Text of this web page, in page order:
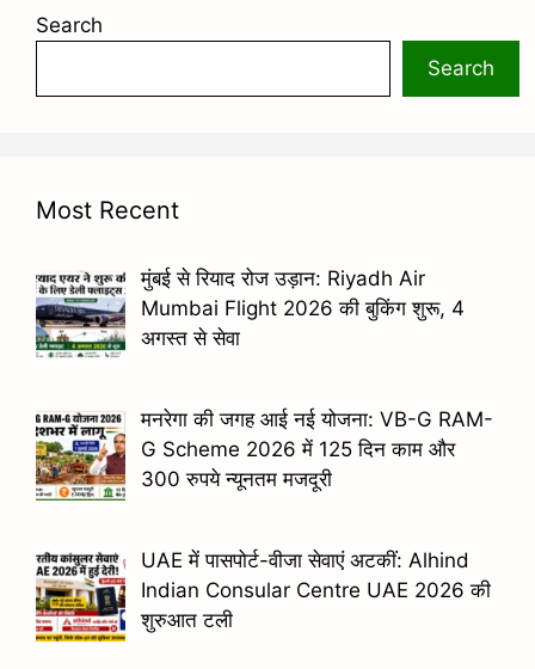
Search
Search
Most Recent
मुंबई से रियाद रोज उड़ान: Riyadh Air
Mumbai Flight 2026 की बुकिंग शुरू, 4
अगस्त से सेवा
मनरेगा की जगह आई नई योजना: VB-G RAM-
G Scheme 2026 में 125 दिन काम और
300 रुपये न्यूनतम मजदूरी
UAE में पासपोर्ट-वीजा सेवाएं अटकीं: Alhind
Indian Consular Centre UAE 2026 की
शुरुआत टली